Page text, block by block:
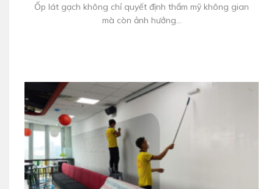
Ốp lát gạch không chỉ quyết định thẩm mỹ không gian
mà còn ảnh hưởng...